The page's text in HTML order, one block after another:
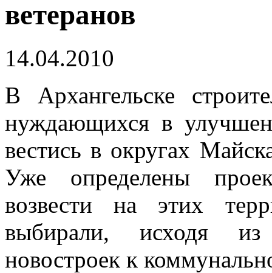
ветеранов
14.04.2010
В Архангельске
нуждающихся в
вестись в округах
Уже определены
возвести на этих
выбирали, исходя из
новостроек к